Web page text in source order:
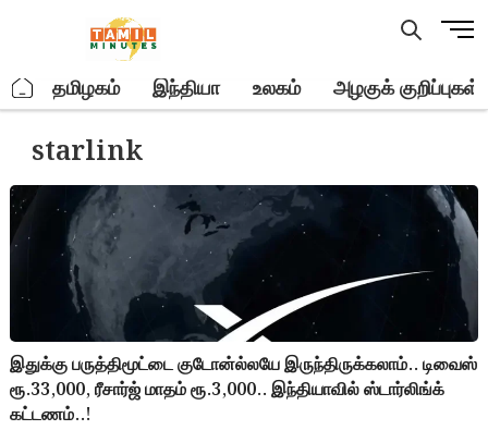
M
u
t
o
n
. தமிழகம் இந்தியா உலகம் அழகுக் குறிப்புகள்
starlink
இதுக்கு பருத்திமூட்டை குடோன்ல்லயே இருந்திருக்கலாம்.. டிவைஸ்
ரூ.33,000, ரீசார்ஜ் மாதம் ரூ.3,000.. இந்தியாவில் ஸ்டார்லிங்க்
கட்டணம்..!